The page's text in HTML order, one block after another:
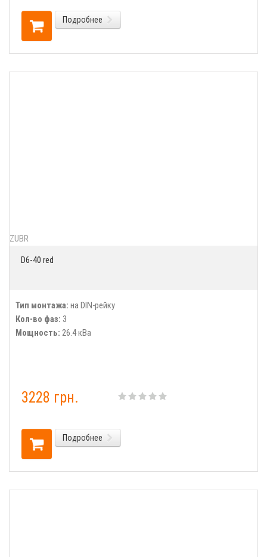
Подробнее
ZUBR
D6-40 red
Тип монтажа: на DIN-рейку
Кол-во фаз: 3
Мощность: 26.4 кВа
3228 грн.
Подробнее